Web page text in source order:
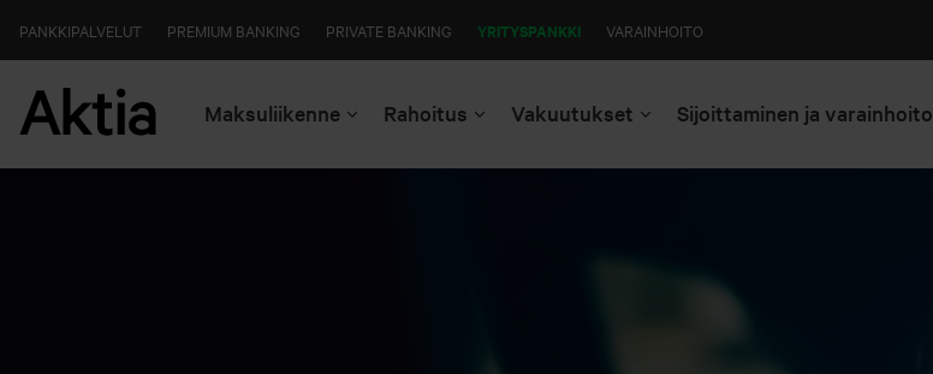
PANKKIPALVELUT PREMIUM BANKING PRIVATE BANKING YRITYSPANKKI VARAINHOITO
Maksuliikenne Rahoitus Vakuutukset Sijoittaminen ja varainhoito